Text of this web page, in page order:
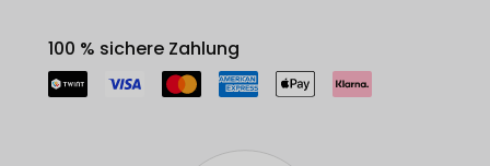
100 % sichere Zahlung